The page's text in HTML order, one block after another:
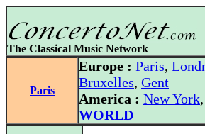
The Classical Music Network
Paris
Europe : Paris,
Bruxelles, Gent
America : New York,
WORLD